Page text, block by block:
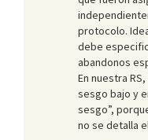
protocolo.
debe
abandonos
En nuestra
sesgo bajo y
sesgo”,
no se detalla